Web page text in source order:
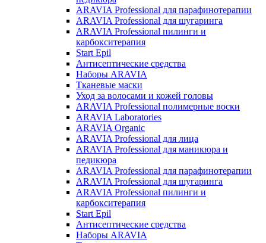
ARAVIA Professional для парафинотерапии
ARAVIA Professional для шугаринга
ARAVIA Professional пилинги и
карбокситерапия
Start Epil
Антисептические средства
Наборы ARAVIA
Тканевые маски
Уход за волосами и кожей головы
ARAVIA Professional полимерные воски
ARAVIA Laboratories
ARAVIA Organic
ARAVIA Professional для лица
ARAVIA Professional для маникюра и
педикюра
ARAVIA Professional для парафинотерапии
ARAVIA Professional для шугаринга
ARAVIA Professional пилинги и
карбокситерапия
Start Epil
Антисептические средства
Наборы ARAVIA